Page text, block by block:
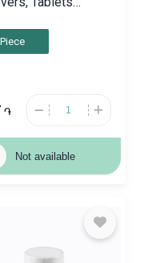
և
Piece
֏
Not available